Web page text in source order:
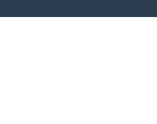
виданнях - тільки за письмовою
літерою